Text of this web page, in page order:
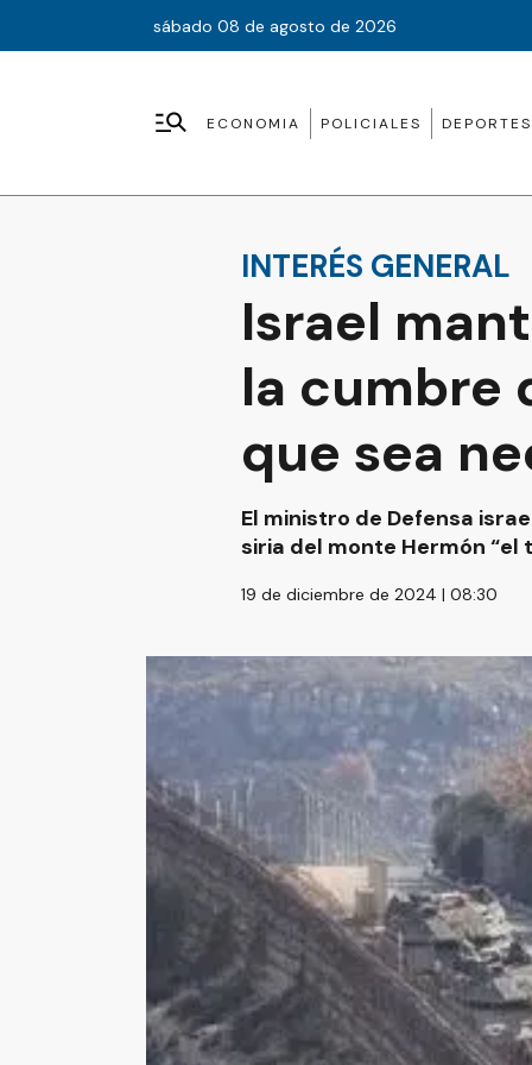
sábado 08 de agosto de 2026
ECONOMIA POLICIALES DEPORTES
INTERÉS GENERAL
Israel
la cumbre
que sea
El ministro de Defensa
siria del monte Hermón “el
19 de diciembre de 2024 | 08:30